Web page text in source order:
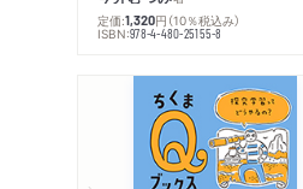
定価:1,320円 （10％税込み）
ISBN:978-4-480-25155-8